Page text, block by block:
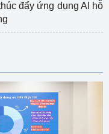
đẩy ứng dụng AI hỗ